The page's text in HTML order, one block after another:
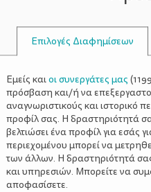
το άρθρο :
αντιμετωπίσουν με την
παιδίΕπιλογές Διαφημίσεων
Εμείς καιοι συνεργάτες μας (1199
πρόσβαση και/ή να
αναγνωριστικούς και ιστορικό
προφίλ σας. Η δραστηριότητά
βελτιώσει ένα προφίλ για εσάς
περιεχομένου μπορεί να
των άλλων. Η δραστηριότητά
και υπηρεσιών. Μπορείτε να
αποφασίσετε.